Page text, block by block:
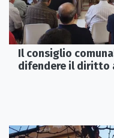
Il consiglio
difendere il diritto